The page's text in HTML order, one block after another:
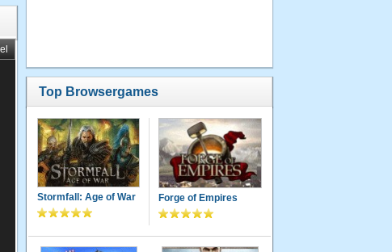
Top Browsergames
Stormfall: Age of War Forge of Empires